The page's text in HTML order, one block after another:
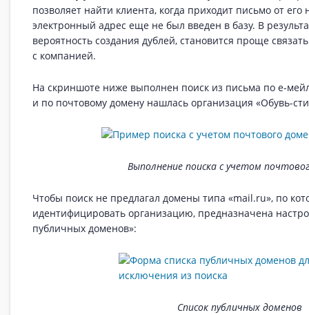
позволяет найти клиента, когда приходит письмо от его
электронный адрес еще не был введен в базу. В
вероятность создания дублей, становится проще
с компанией.
На скриншоте ниже выполнен поиск из письма по е-
и по почтовому домену нашлась организация «Обувь-
Выполнение поиска с учетом
Чтобы поиск не предлагал домены типа «mail.ru», по
идентифицировать организацию, предназначена
публичных доменов»:
Список публичных доменов